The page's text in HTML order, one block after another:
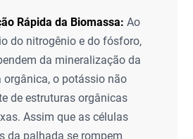
Rápida da Biomassa: Ao
do nitrogênio e do fósforo,
da mineralização da
orgânica, o potássio não
de estruturas orgânicas
Assim que as células
da palhada se rompem